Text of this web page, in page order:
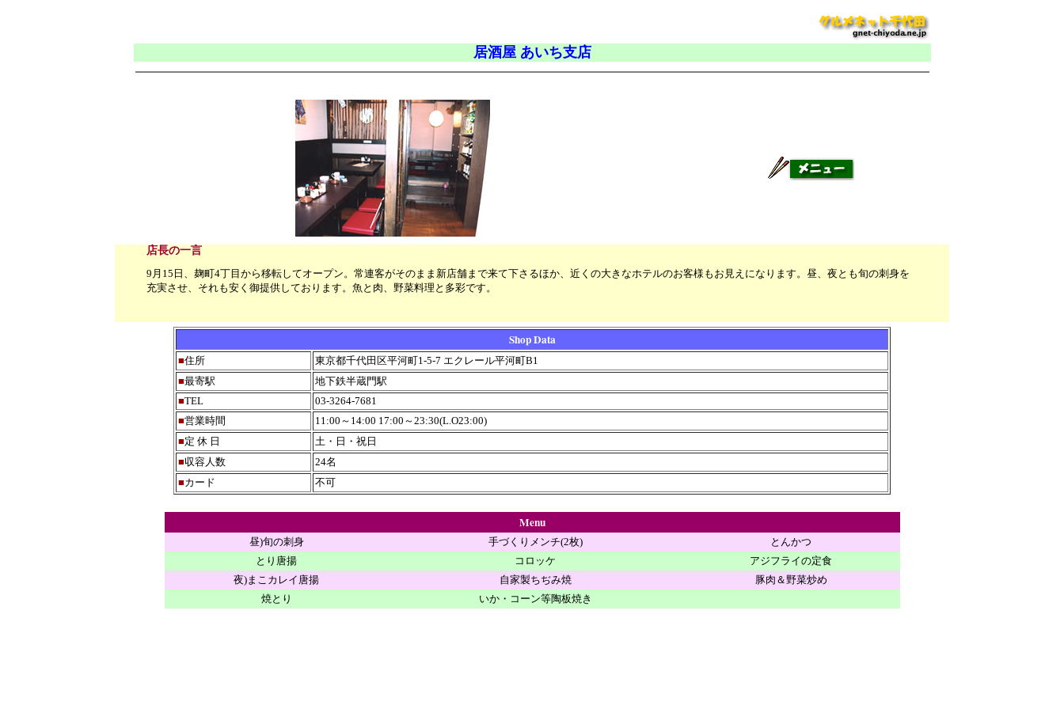
居酒屋 あいち支店
店長の一言
9月15日、麹町4丁目から移転してオープン。常連客がそのまま新店舗まで来て下さるほか、近くの大きなホテルのお客様もお見えになります。昼、夜とも旬の刺身を
充実させ、それも安く御提供しております。魚と肉、野菜料理と多彩です。
Shop Data
■住所
東京都千代田区平河町1-5-7 エクレール平河町B1
■最寄駅
地下鉄半蔵門駅
■TEL
03-3264-7681
■営業時間
11:00～14:00 17:00～23:30(L.O23:00)
■定 休 日
土・日・祝日
■収容人数
24名
■カード 不可
Menu
昼)旬の刺身 手づくりメンチ(2枚)
とんかつ
とり唐揚
コロッケ
アジフライの定食
夜)まこカレイ唐揚
自家製ちぢみ焼
豚肉＆野菜炒め
焼とり
いか・コーン等陶板焼き